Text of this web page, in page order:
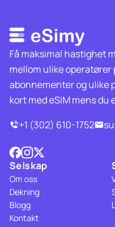
Få maksimal hastighet
mellom ulike operatører
abonnementer og ulike
kort med eSIM mens du
+1 (302) 610-1752
Selskap
Om oss
Dekning
Blogg
Kontakt